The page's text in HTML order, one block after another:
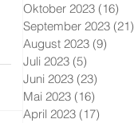
Oktober 2023 (16)
September 2023 (21)
August 2023 (9)
Juli 2023 (5)
Juni 2023 (23)
Mai 2023 (16)
April 2023 (17)